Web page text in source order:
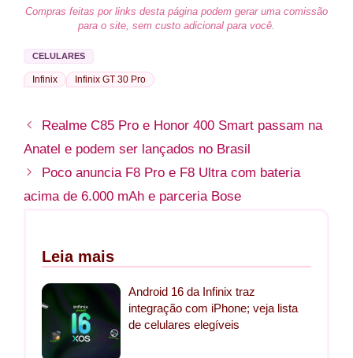
Compras feitas por links desta página podem gerar uma comissão
para o site, sem custo adicional para você.
CELULARES
Infinix Infinix GT 30 Pro
Realme C85 Pro e Honor 400 Smart passam na
Anatel e podem ser lançados no Brasil
Poco anuncia F8 Pro e F8 Ultra com bateria
acima de 6.000 mAh e parceria Bose
Leia mais
Android 16 da Infinix traz
integração com iPhone; veja lista
de celulares elegíveis